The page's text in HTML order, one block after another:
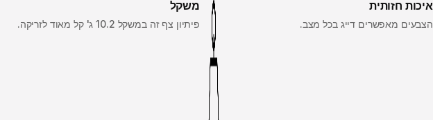
איכות חזותית
הצבעים מאפשרים דייג בכל מצב.
משקל
פיתיון צף זה במשקל 10.2 ג' קל מאוד לזריקה.